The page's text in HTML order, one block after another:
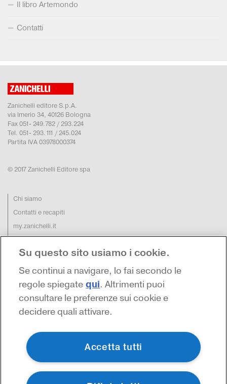
Il libro Artemondo
Contatti
Zanichelli editore S.p.A.
via Irnerio 34, 40126 Bologna
Fax 051- 249.782 / 293.224
Tel. 051- 293.111 / 245.024
Partita IVA 03978000374
© 2017 Zanichelli Editore spa
Chi siamo
Contatti e recapiti
my.zanichelli.it
Filiali e agenzie
Acquisti: informazioni precontrattuali
Area stampa
Su questo sito usiamo i cookie.
Se continui a navigare, lo fai secondo le
regole spiegate qui. Altrimenti puoi
consultare le preferenze sui cookie e
decidere quali attivare.
Accetta tutti